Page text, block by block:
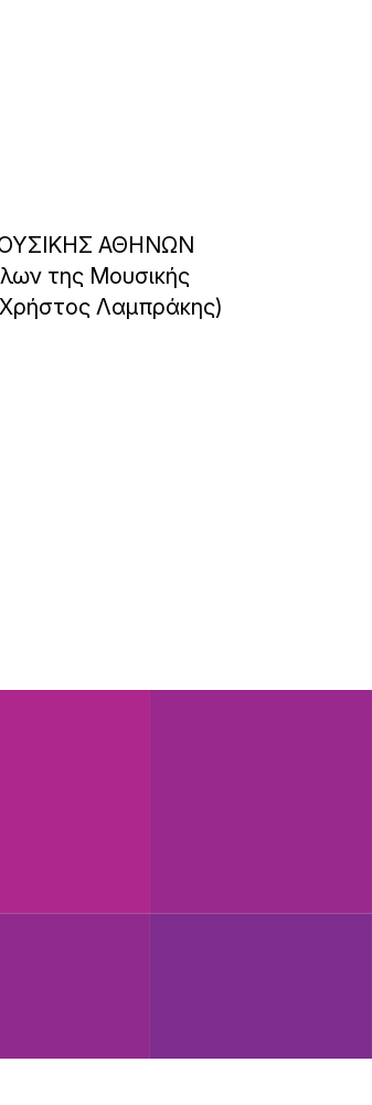
ΑΘΗΝΩΝ
της Μουσικής
Χρήστος Λαμπράκης)